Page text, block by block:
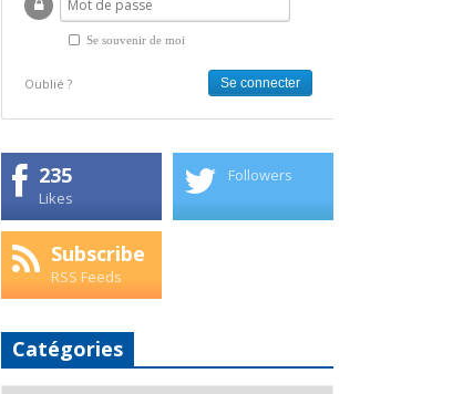
Se souvenir de moi
Oublié ?
235
Likes
Followers
Subscribe
RSS Feeds
Catégories